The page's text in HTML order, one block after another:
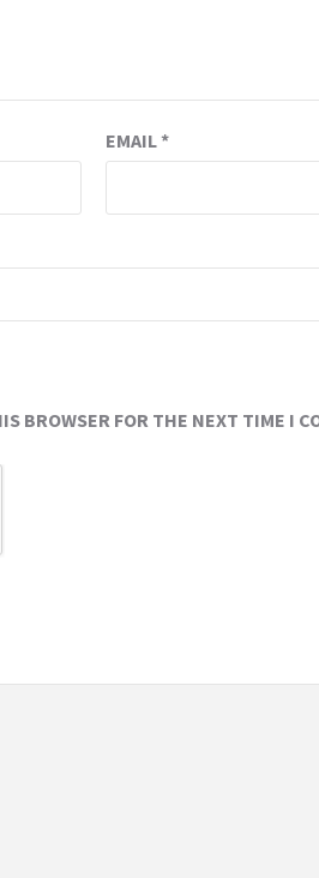
EMAIL*
BROWSER FOR THE NEXT TIME I